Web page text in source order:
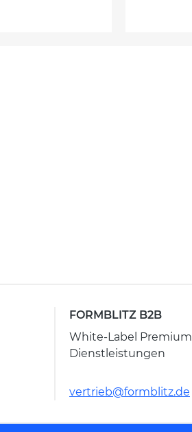
FORMBLITZ B2B
White-Label Premium
Dienstleistungen
vertrieb@formblitz.de